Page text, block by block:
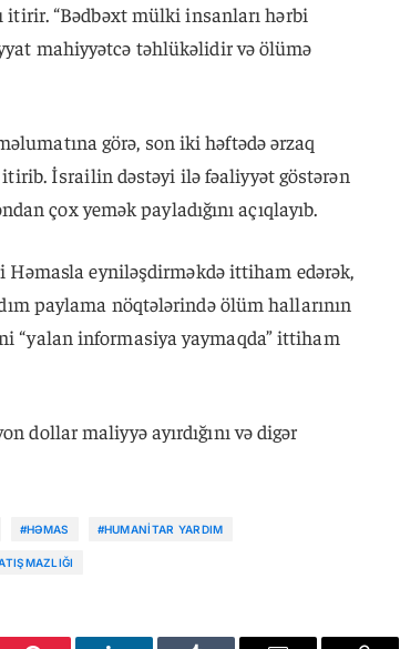
itirir. “Bədbəxt mülki insanları hərbi
mahiyyətcə təhlükəlidir və ölümə
görə, son iki həftədə ərzaq
itirib. İsrailin dəstəyi ilə fəaliyyət göstərən
çox yemək payladığını açıqlayıb.
eyniləşdirməkdə ittiham edərək,
paylama nöqtələrində ölüm hallarının
ni “yalan informasiya yaymaqda” ittiham
dollar maliyyə ayırdığını və digər
#HƏMAS #HUMANITAR YARDIM